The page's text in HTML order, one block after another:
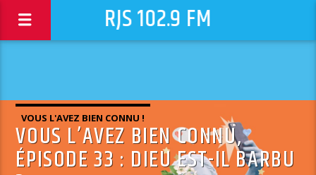
RJS 102.9 FM
VOUS L'AVEZ BIEN CONNU !
VOUS L’AVEZ BIEN CONNU,
ÉPISODE 33 : DIEU EST-IL BARBU